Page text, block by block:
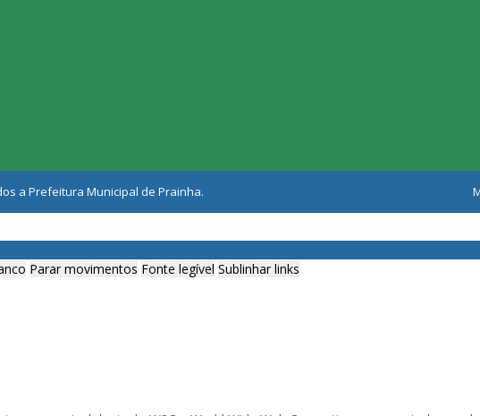
a Prefeitura Municipal de Prainha.
Parar movimentos Fonte legível Sublinhar links